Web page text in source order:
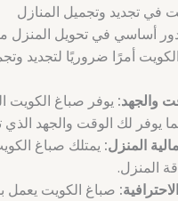
في تجديد وتجميل المنازل
أساسي في تحويل المنزل
أمرًا ضروريًا لتجديد
والجهد: يوفر صباغ الكويت
يوفر لك الوقت والجهد الذي
المنزل: يمتلك صباغ
المنزل.
صباغ الكويت يعمل